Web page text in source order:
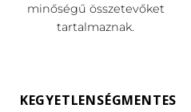
minőségű összetevőket
tartalmaznak.
KEGYETLENSÉGMENTES